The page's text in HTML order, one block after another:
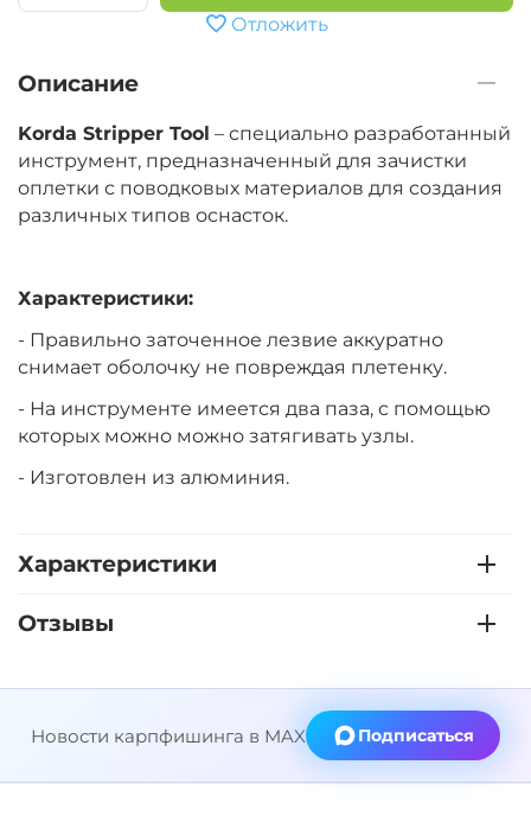
Отложить
Описание
Korda Stripper Tool – специально разработанный
инструмент, предназначенный для зачистки
оплетки с поводковых материалов для создания
различных типов оснасток.
Характеристики:
- Правильно заточенное лезвие аккуратно
снимает оболочку не повреждая плетенку.
- На инструменте имеется два паза, с помощью
которых можно можно затягивать узлы.
- Изготовлен из алюминия.
Характеристики
Отзывы
Новости карпфишинга в MAX Подписаться